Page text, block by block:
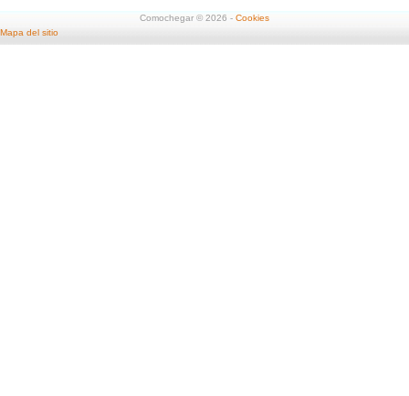
Comochegar © 2026 - Cookies
Mapa del sitio